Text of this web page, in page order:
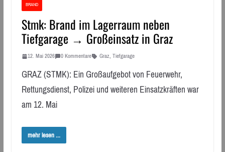
BRAND
Stmk: Brand im Lagerraum neben
Tiefgarage → Großeinsatz in Graz
12. Mai 2026 0 Kommentare Graz, Tiefgarage
GRAZ (STMK): Ein Großaufgebot von Feuerwehr,
Rettungsdienst, Polizei und weiteren Einsatzkräften war
am 12. Mai
mehr lesen ...